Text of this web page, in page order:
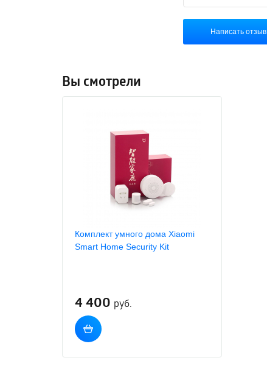
Написать отзыв
Вы смотрели
Комплект умного дома Xiaomi
Smart Home Security Kit
4 400 руб.